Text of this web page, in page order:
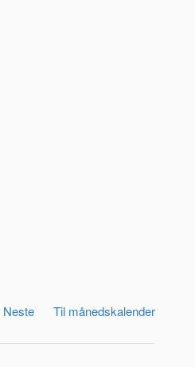
Neste Til månedskalender